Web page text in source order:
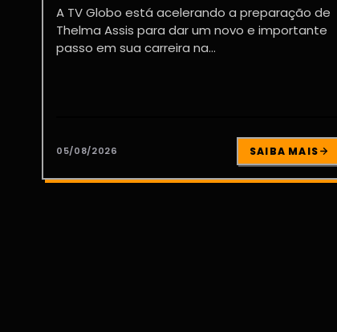
A TV Globo está acelerando a preparação de
Thelma Assis para dar um novo e importante
passo em sua carreira na...
05/08/2026 SAIBA MAIS